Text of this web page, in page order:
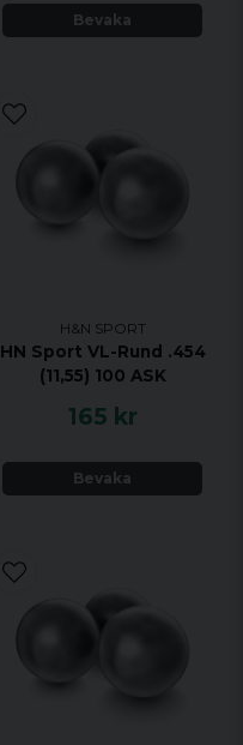
Bevaka
H&N SPORT
HN Sport VL-Rund .454
(11,55) 100 ASK
165 kr
Bevaka